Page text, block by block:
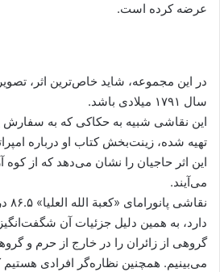
عرضه کرده است.
در این مجموعه، شاید خاص‌ترین اثر،
سال ۱۷۹۱ میلادی باشد.
این نقاشی شبیه به حکاکی که به
تهیه شده، زینت‌بخش کتاب او درباره
این اثر حاجیان را نشان می‌دهد که از
می‌آیند.
دارد، به همین دلیل جزئیات آن
گروهی از زائران را در خارج از حرم و
می‌بینیم. همچنین نظاره‌گر افرادی هستیم